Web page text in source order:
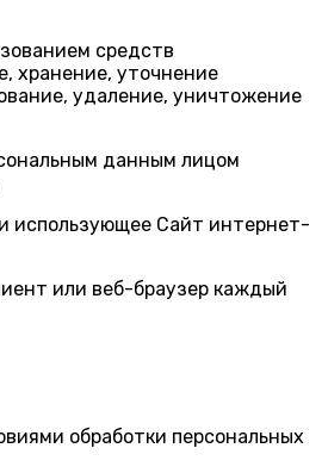
средств
хранение, уточнение
удаление, уничтожение
данным лицом
использующее Сайт интернет-
или веб-браузер каждый
обработки персональных